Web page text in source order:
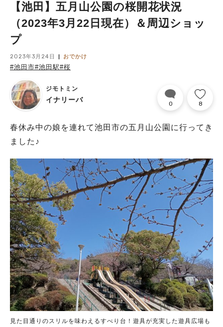
【池田】五月山公園の桜開花状況
（2023年3月22日現在）＆周辺ショッ
プ
2023年3月24日 おでかけ
#池田市#池田駅#桜
ジモトミン
イナリーバ 0 8
春休み中の娘を連れて池田市の五月山公園に行ってき
ました♪
見た目通りのスリルを味わえるすべり台！遊具が充実した遊具広場も